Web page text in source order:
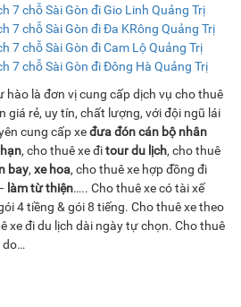
7 chỗ Sài Gòn đi Gio Linh Quảng Trị
7 chỗ Sài Gòn đi Đa KRông Quảng Trị
7 chỗ Sài Gòn đi Cam Lộ Quảng Trị
7 chỗ Sài Gòn đi Đông Hà Quảng Trị
hào là đơn vị cung cấp dịch vụ cho thuê
giá rẻ, uy tín, chất lượng, với đội ngũ lái
cung cấp xeđưa đón cán bộ nhân
, cho thuê xe đitour du lịch, cho thuê
bay, xe hoa, cho thuê xe hợp đồng đi
làm từ thiện….. Cho thuê xe có tài xế
4 tiềng & gói 8 tiếng. Cho thuê xe theo
xe đi du lịch dài ngày tự chọn. Cho thuê
do…